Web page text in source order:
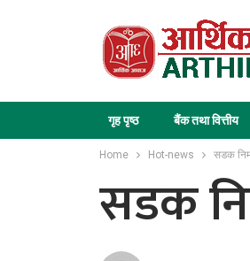
गृह पृष्ठ बैंक तथा वित्तीय
Home Hot-news सडक
सडक